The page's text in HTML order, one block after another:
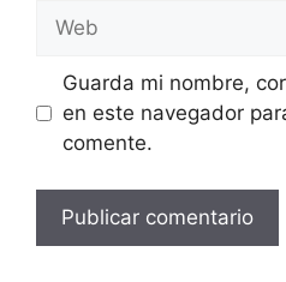
Web
Guarda mi nombre,
en este navegador
comente.